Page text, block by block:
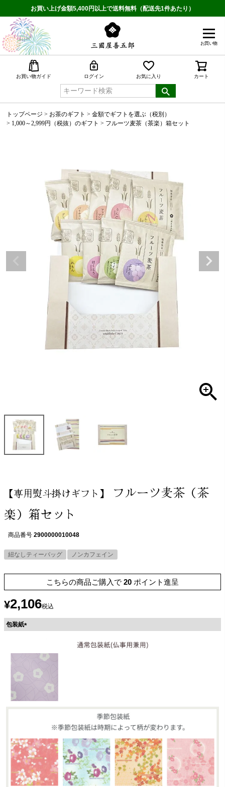
お買い上げ金額5,400円以上で送料無料（配送先1件あたり）
お買い物
お買い物ガイド ログイン お気に入り カート
トップページ お茶のギフト
金額でギフトを選ぶ（税別）
1,000～2,999円（税抜）のギフト
フルーツ麦茶（茶楽）箱セット
【専用熨斗掛けギフト】
フルーツ麦茶（茶
楽）箱セット
商品番号 2900000010048
紐なしティーバッグ ノンカフェイン
こちらの商品ご購入で 20 ポイント進呈
¥2,106税込
包装紙
須